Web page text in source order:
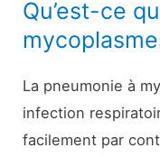
Qu’est-ce
La pneumonie à
infection
facilement par